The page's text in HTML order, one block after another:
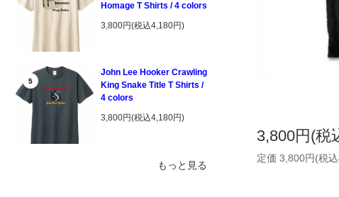
Homage T Shirts / 4 colors
3,800円(税込4,180円)
5
John Lee Hooker Crawling
King Snake Title T Shirts /
4 colors
3,800円(税込4,180円)
もっと見る
3,800円(税
定価 3,800円(税